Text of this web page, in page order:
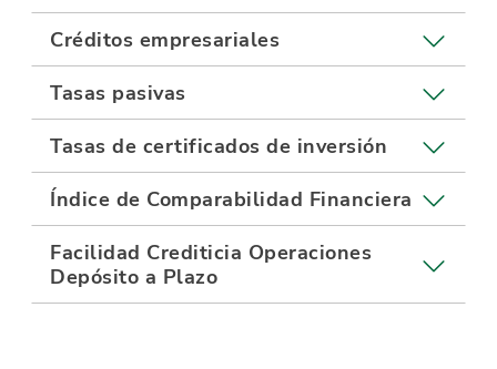
Créditos empresariales
Tasas pasivas
Tasas de certificados de inversión
Índice de Comparabilidad Financiera
Facilidad Crediticia Operaciones
Depósito a Plazo